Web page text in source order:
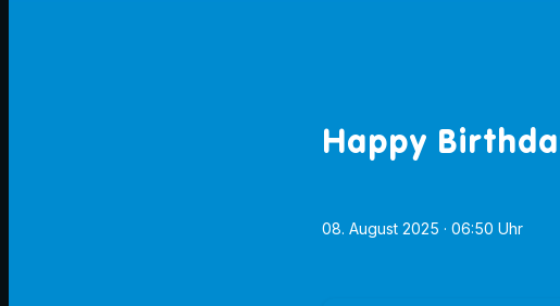
Happy
08. August 2025 · 06:50 Uhr